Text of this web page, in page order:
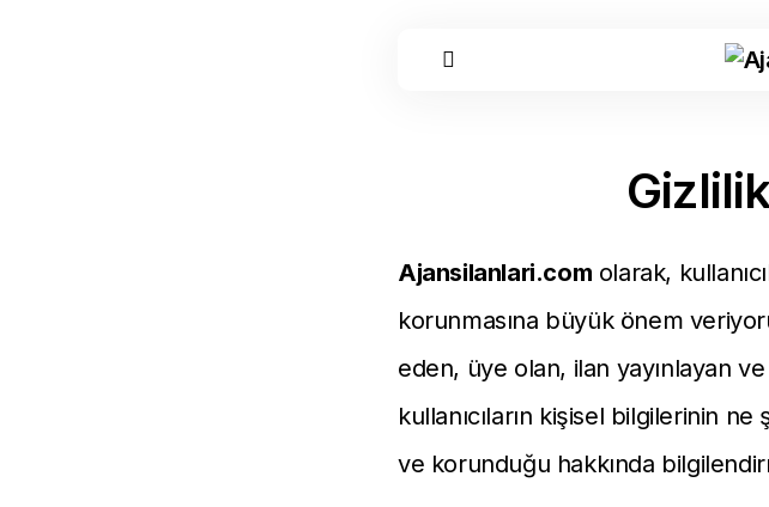
Ajansilanlari.com olarak,
korunmasına büyük önem
eden, üye olan, ilan yayınlayan
kullanıcıların kişisel bilgilerinin ne
ve korunduğu hakkında